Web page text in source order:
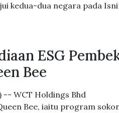
kedua-dua negara pada
ESG
Bee
-- WCT Holdings Bhd
Bee, iaitu program